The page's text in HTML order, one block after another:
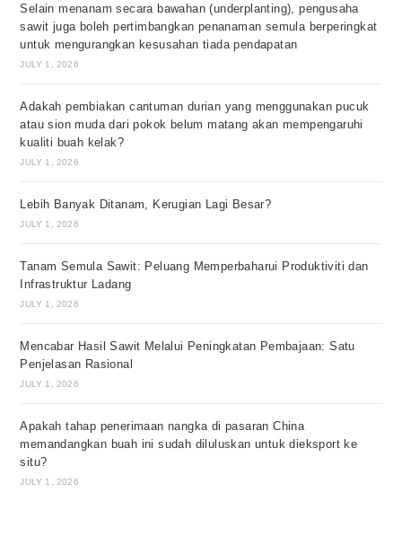
Selain menanam secara bawahan (underplanting), pengusaha
sawit juga boleh pertimbangkan penanaman semula berperingkat
untuk mengurangkan kesusahan tiada pendapatan
JULY 1, 2026
Adakah pembiakan cantuman durian yang menggunakan pucuk
atau sion muda dari pokok belum matang akan mempengaruhi
kualiti buah kelak?
JULY 1, 2026
Lebih Banyak Ditanam, Kerugian Lagi Besar?
JULY 1, 2026
Tanam Semula Sawit: Peluang Memperbaharui Produktiviti dan
Infrastruktur Ladang
JULY 1, 2026
Mencabar Hasil Sawit Melalui Peningkatan Pembajaan: Satu
Penjelasan Rasional
JULY 1, 2026
Apakah tahap penerimaan nangka di pasaran China
memandangkan buah ini sudah diluluskan untuk dieksport ke
situ?
JULY 1, 2026